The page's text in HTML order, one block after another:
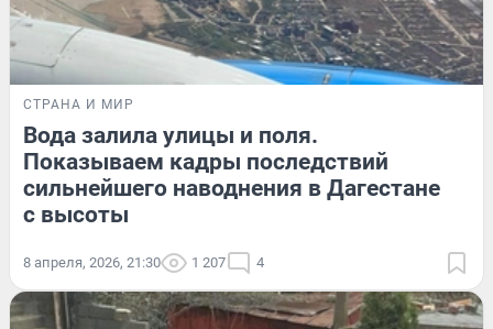
СТРАНА И МИР
Вода залила улицы и поля.
Показываем кадры последствий
сильнейшего наводнения в Дагестане
с высоты
8 апреля, 2026, 21:30 1 207 4